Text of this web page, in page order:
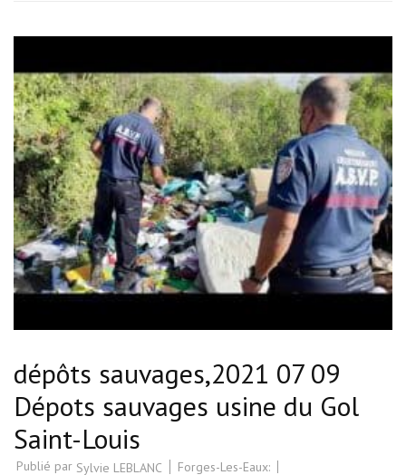
dépôts sauvages,2021 07 09
Dépots sauvages usine du Gol
Saint-Louis
Publié par Sylvie LEBLANC
Forges-Les-Eaux: